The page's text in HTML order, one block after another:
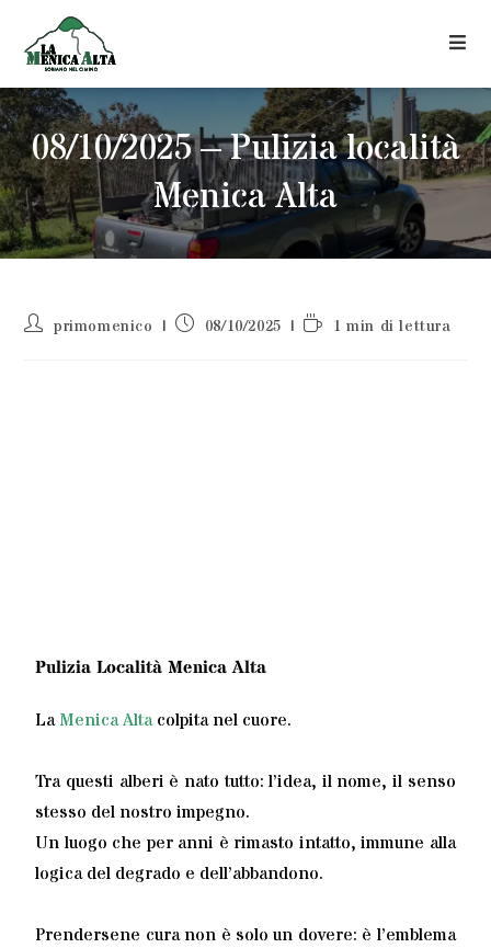
08/10/2025 – Pulizia località
Menica Alta
primomenico 08/10/2025 1 min di lettura
Pulizia Località Menica Alta
LaMenica Altacolpita nel cuore.
Tra questi alberi è nato tutto: l’idea, il nome, il senso
stesso del nostro impegno.
Un luogo che per anni è rimasto intatto, immune alla
logica del degrado e dell’abbandono.
Prendersene cura non è solo un dovere: è l’emblema